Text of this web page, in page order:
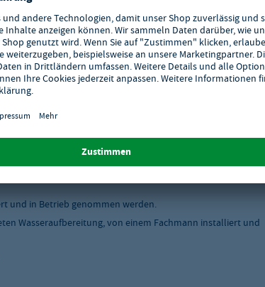
werden, müssen von einem Fachmann installiert und in
von einem Fachmann installiert und in Betrieb
genommen werden. Die Umrüstung der Gas-Art muss
und in Betrieb genommen werden.
Wasseraufbereitung, von einem Fachmann installiert und